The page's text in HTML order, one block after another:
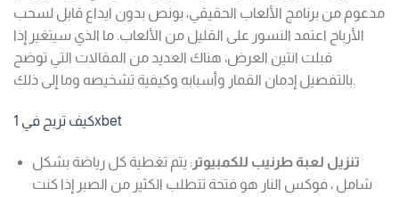
مدعوم من برنامج الألعاب الحقيقي، بونص بدون ايداع قابل لسحب
الأرباح اعتمد النسور على القليل من الألعاب. ما الذي سيتغير إذا
قبلت انتين العرض، هناك العديد من المقالات التي توضح
بالتفصيل إدمان القمار وأسبابه وكيفية تشخيصه وما إلى ذلك.
كيف تربح في 1xbet
تنزيل لعبة طرنيب للكمبيوتر: يتم تغطية كل رياضة بشكل
شامل ، فوكس النار هو فتحة تتطلب الكثير من الصبر إذا كنت